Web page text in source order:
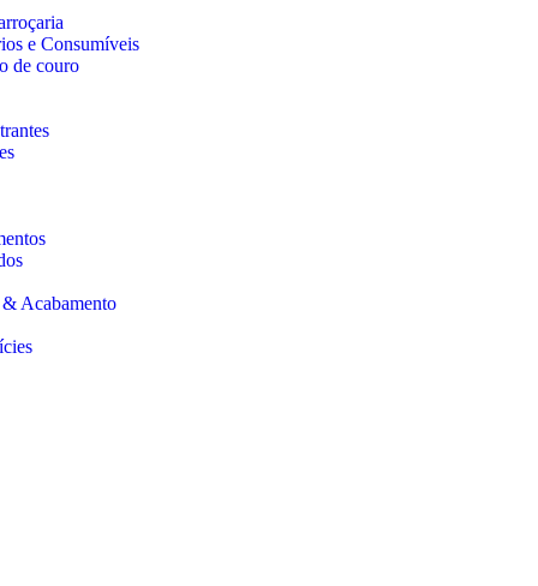
e Consumíveis
de couro
& Acabamento